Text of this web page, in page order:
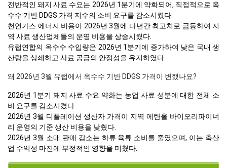
전반적인 돼지 사료 수요는 2026년 1분기에 약화되어, 직접적으로 옥
수수 기반 DDGS 가격 지수의 소비 요구를 감소시켰다.
천연가스 에너지 비용이 2026년 3월에 다년간 최고치로 급등하여 지
역 사료 생산업체들의 운영 비용을 상승시켰다.
유럽연합의 옥수수 수입량은 2026년 1분기에 증가하여 낮은 국내 생
산량을 상쇄하고 사료 공급의 안정성을 유지하였다.
왜 2026년 3월 유럽에서 옥수수 기반 DDGS 가격이 변했나요?
2026년 1분기 돼지 사료 수요 약화는 농업 사료 성분에 대한 전체 소
비 요구를 감소시켰다.
2026년 3월 디플레이션 생산자 가격이 지역 에탄올 바이오리파이너
리 운영의 기준 생산 비용을 낮췄다.
2026년 3월 소매 판매 감소는 하류 육류 소비를 줄였으며, 이는 축산
업 수익성 마진에 부정적인 영향을 미쳤다.